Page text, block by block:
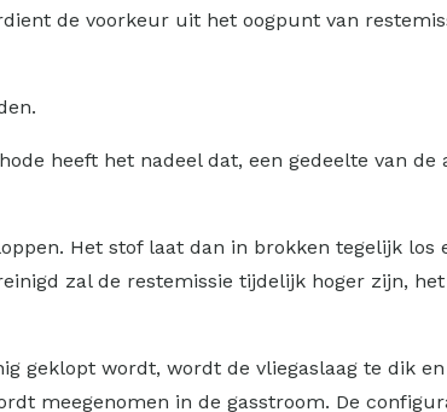
de voorkeur uit het oogpunt van
heeft het nadeel dat, een gedeelte van de
Het stof laat dan in brokken tegelijk los
zal de restemissie tijdelijk hoger zijn,
geklopt wordt, wordt de vliegaslaag te dik
meegenomen in de gasstroom. De